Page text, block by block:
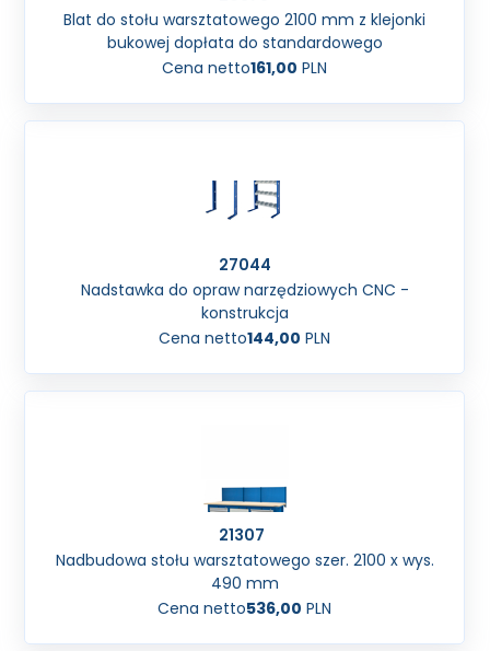
Blat do stołu warsztatowego 2100 mm z klejonki
bukowej dopłata do standardowego
Cena netto161,00 PLN
27044
Nadstawka do opraw narzędziowych CNC -
konstrukcja
Cena netto144,00 PLN
21307
Nadbudowa stołu warsztatowego szer. 2100 x wys.
490 mm
Cena netto536,00 PLN